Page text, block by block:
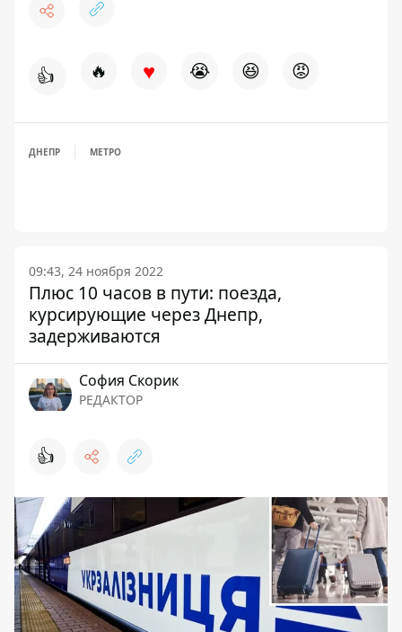
👍 🔥 ♥ 😭 😆 😡
ДНЕПР МЕТРО
09:43, 24 ноября 2022
Плюс 10 часов в пути: поезда,
курсирующие через Днепр,
задерживаются
София Скорик
РЕДАКТОР
👍